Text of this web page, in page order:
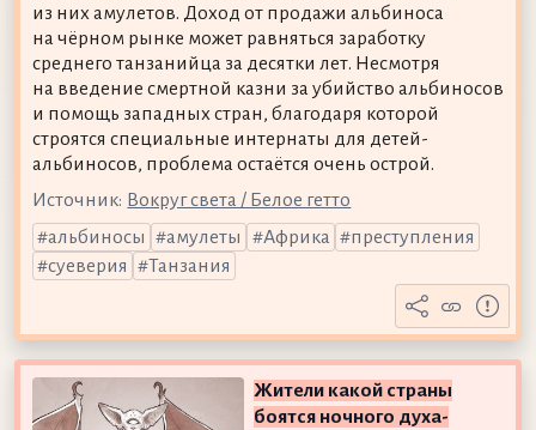
из них амулетов. Доход от продажи альбиноса
на чёрном рынке может равняться заработку
среднего танзанийца за десятки лет. Несмотря
на введение смертной казни за убийство альбиносов
и помощь западных стран, благодаря которой
строятся специальные интернаты для детей-
альбиносов, проблема остаётся очень острой.
Источник: Вокруг света / Белое гетто
альбиносы
амулеты Африка
преступления
суеверия
Танзания
Жители какой страны
боятся ночного духа-